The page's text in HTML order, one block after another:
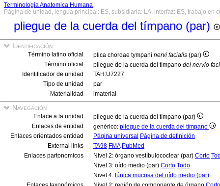
Terminologia Anatomica Humana
Página de unidad, lengua principal: ES, subsidiaria: LA, interfaz: ES, trabajo en
pliegue de la cuerda del tímpano (par)
Identificación
Término latino oficial plica chordae tympani nervi facialis (par)
Término oficial
pliegue de la cuerda del tímpano del nervio
Identificador de unidad
TAH:U7227
Tipo de unidad
par
Materialidad
imaterial
Navegación
Enlace a la unidad
pliegue de la cuerda del tímpano (par)
Enlaces de entidad
genérico: pliegue de la cuerda del tímpano
Enlaces orientados entidad
Página universal Página de definición
External links
TA98 FMA PubMed
Enlaces partonomicos
Nivel 2: órgano vestíbulococlear (par) Corto
Nivel 3: oído medio (par) Corto Todo
Nivel 4: túnica mucosa del oído medio (par)